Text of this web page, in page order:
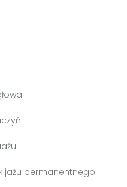
permanentnego